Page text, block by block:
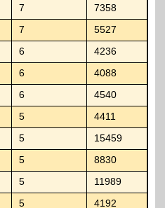
7 7358
7 5527
6 4236
6 4088
6 4540
5 4411
5 15459
5 8830
5 11989
5 4192